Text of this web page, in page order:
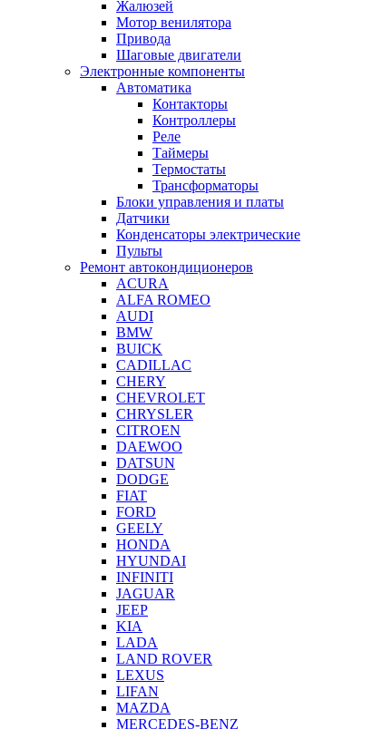
Жалюзей
Мотор венилятора
Привода
Шаговые двигатели
Электронные компоненты
Автоматика
Контакторы
Контроллеры
Реле
Таймеры
Термостаты
Трансформаторы
Блоки управления и платы
Датчики
Конденсаторы электрические
Пульты
Ремонт автокондиционеров
ACURA
ALFA ROMEO
AUDI
BMW
BUICK
CADILLAC
CHERY
CHEVROLET
CHRYSLER
CITROEN
DAEWOO
DATSUN
DODGE
FIAT
FORD
GEELY
HONDA
HYUNDAI
INFINITI
JAGUAR
JEEP
KIA
LADA
LAND ROVER
LEXUS
LIFAN
MAZDA
MERCEDES-BENZ